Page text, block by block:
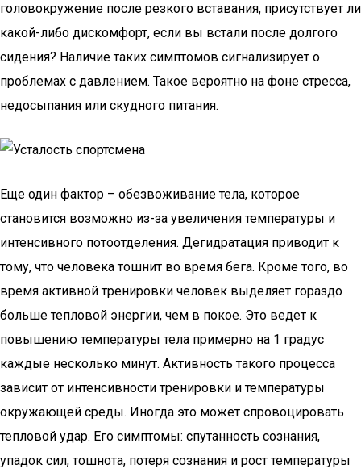
головокружение после резкого вставания, присутствует ли
какой-либо дискомфорт, если вы встали после долгого
сидения? Наличие таких симптомов сигнализирует о
проблемах с давлением. Такое вероятно на фоне стресса,
недосыпания или скудного питания.
Еще один фактор – обезвоживание тела, которое
становится возможно из-за увеличения температуры и
интенсивного потоотделения. Дегидратация приводит к
тому, что человека тошнит во время бега. Кроме того, во
время активной тренировки человек выделяет гораздо
больше тепловой энергии, чем в покое. Это ведет к
повышению температуры тела примерно на 1 градус
каждые несколько минут. Активность такого процесса
зависит от интенсивности тренировки и температуры
окружающей среды. Иногда это может спровоцировать
тепловой удар. Его симптомы: спутанность сознания,
упадок сил, тошнота, потеря сознания и рост температуры